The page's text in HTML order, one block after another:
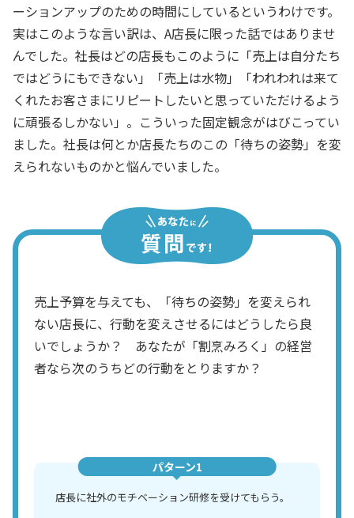
ーションアップのための時間にしているというわけです。
実はこのような言い訳は、A店長に限った話ではありませ
んでした。社長はどの店長もこのように「売上は自分たち
ではどうにもできない」「売上は水物」「われわれは来て
くれたお客さまにリピートしたいと思っていただけるよう
に頑張るしかない」。こういった固定観念がはびこってい
ました。社長は何とか店長たちのこの「待ちの姿勢」を変
えられないものかと悩んでいました。
売上予算を与えても、「待ちの姿勢」を変えられ
ない店長に、行動を変えさせるにはどうしたら良
いでしょうか？ あなたが「割烹みろく」の経営
者なら次のうちどの行動をとりますか？
パターン1
店長に社外のモチベーション研修を受けてもらう。